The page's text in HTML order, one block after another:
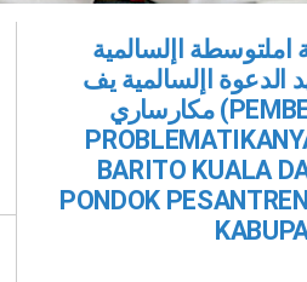
املتوسطة اإلسالمية
اإلسالمية يف
مكارساري (PEMBELAJARAN MUHADATSAH DAN
BARITO KUALA
PONDOK